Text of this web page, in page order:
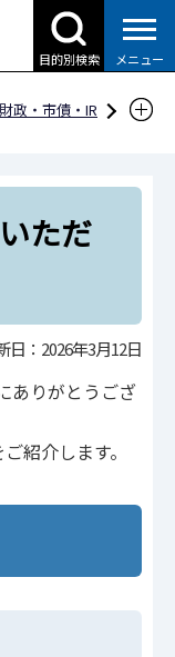
目的別検索 メニュー
財政・市債・IR
さと納税）
業のご紹介
ただ
日：2026年3月12日
ありがとうござ
紹介します。